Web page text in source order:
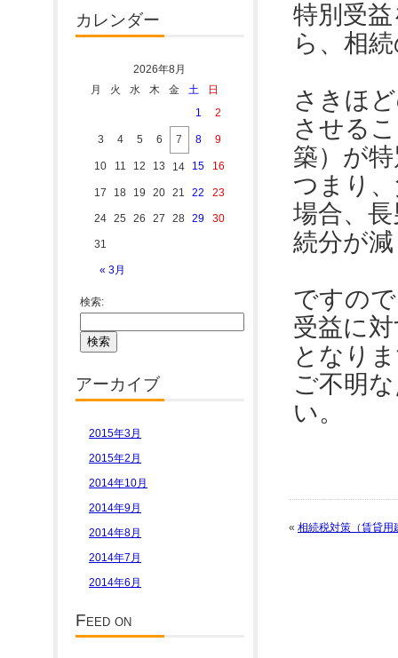
特別受
ら、相
さきほ
させる
築）が
つまり
場合、
続分が
ですの
受益に
となり
ご不明
い。
« 相続税対策（賃貸
カレンダー
2026年8月
月
火 水 木 金 土 日
« 3月
1 2
3 4 5 6 7 8 9
10 11 12 13 14 15 16
17 18 19 20 21 22 23
24 25 26 27 28 29 30
31
検索:
アーカイブ
2015年3月
2015年2月
2014年10月
2014年9月
2014年8月
2014年7月
2014年6月
Feed on